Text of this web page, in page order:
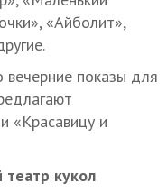
«Айболит»,
вечерние показы для
«Красавицу и
театр кукол